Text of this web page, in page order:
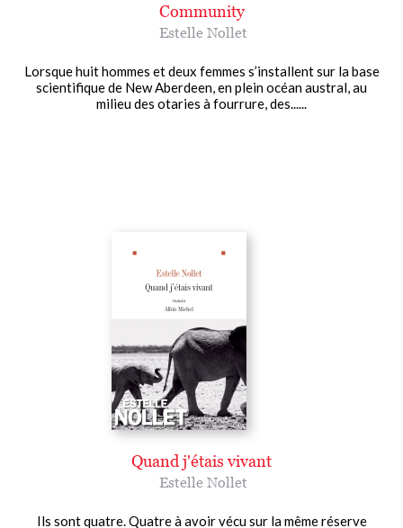
Community
Estelle Nollet
Lorsque huit hommes et deux femmes s’installent sur la base
scientifique de New Aberdeen, en plein océan austral, au
milieu des otaries à fourrure, des......
Quand j'étais vivant
Estelle Nollet
Ils sont quatre. Quatre à avoir vécu sur la même réserve